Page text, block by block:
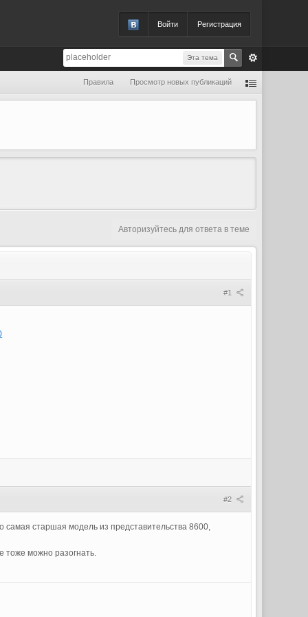
Войти Регистрация
Эта тема
Правила Просмотр новых публикаций
Авторизуйтесь для ответа в теме
#1
#2
самая старшая модель из представительства 8600,
тоже можно разогнать.